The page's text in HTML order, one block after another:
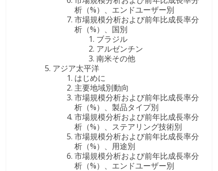
析（%）、エンドユーザー別
市場規模分析および前年比成長率分
析（%）、国別
ブラジル
アルゼンチン
南米その他
アジア太平洋
はじめに
主要地域別動向
市場規模分析および前年比成長率分
析（%）、製品タイプ別
市場規模分析および前年比成長率分
析（%）、ステアリング技術別
市場規模分析および前年比成長率分
析（%）、用途別
市場規模分析および前年比成長率分
析（%）、エンドユーザー別